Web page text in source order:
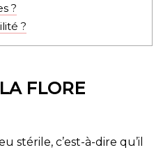
?
?
FLORE
stérile, c’est-à-dire qu’il